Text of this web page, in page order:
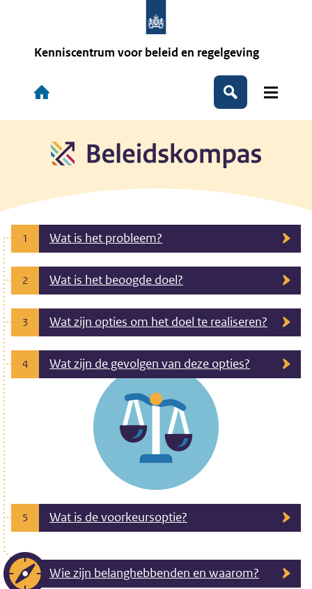
Kenniscentrum voor beleid en regelgeving
Hoofdnavigatie
Zoeken
1 Wat is het probleem?
2 Wat is het beoogde doel?
3 Wat zijn opties om het doel te realiseren?
4 Wat zijn de gevolgen van deze opties?
5 Wat is de voorkeursoptie?
Wie zijn belanghebbenden en waarom?